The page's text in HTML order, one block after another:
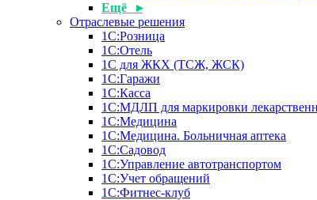
Ещё ▸
Отраслевые решения
1С:Розница
1С:Отель
1С для ЖКХ (ТСЖ, ЖСК)
1С:Гаражи
1С:Касса
1С:МДЛП для маркировки
1С:Медицина
1С:Медицина. Больничная аптека
1С:Садовод
1С:Управление автотранспортом
1С:Учет обращений
1С:Фитнес-клуб